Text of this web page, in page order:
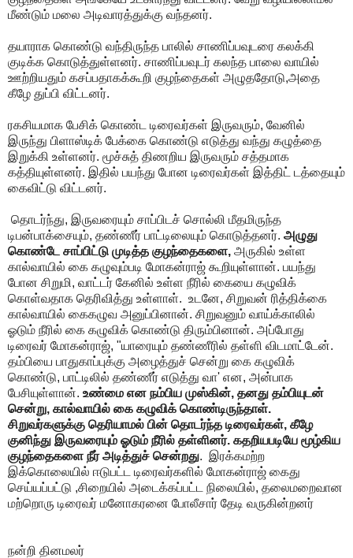
மீண்டும் மலை அடிவாரத்துக்கு வந்தனர்.
தயாராக கொண்டு வந்திருந்த பாலில் சாணிப்பவுடரை கலக்கி
குடிக்க கொடுத்துள்ளனர். சாணிப்பவுடர் கலந்த பாலை வாயில்
ஊற்றியதும் கசப்பதாகக்கூறி குழந்தைகள் அழுததோடு,அதை
கீழே துப்பி விட்டனர்.
ரகசியமாக பேசிக் கொண்ட டிரைவர்கள் இருவரும், வேனில்
இருந்து பிளாஸ்டிக் பேக்கை கொண்டு எடுத்து வந்து கழுத்தை
இறுக்கி உள்ளனர். மூச்சுத் திணறிய இருவரும் சத்தமாக
கத்தியுள்ளனர். இதில் பயந்து போன டிரைவர்கள் இத்திட் டத்தையும்
கைவிட்டு விட்டனர்.
தொடர்ந்து, இருவரையும் சாப்பிடச் சொல்லி மீதமிருந்த
டிபன்பாக்சையும், தண்ணீர் பாட்டிலையும் கொடுத்தனர். அழுது
கொண்டே சாப்பிட்டு முடித்த குழந்தைகளை, அருகில் உள்ள
கால்வாயில் கை கழுவும்படி மோகன்ராஜ் கூறியுள்ளான். பயந்து
போன சிறுமி, வாட்டர் கேனில் உள்ள நீரில் கையை கழுவிக்
கொள்வதாக தெரிவித்து உள்ளாள். உடனே, சிறுவன் ரித்திக்கை
கால்வாயில் கைகழுவ அனுப்பினான். சிறுவனும் வாய்க்காலில்
ஓடும் நீரில் கை கழுவிக் கொண்டு திரும்பினான். அப்போது
டிரைவர் மோகன்ராஜ், "யாரையும் தண்ணீரில் தள்ளி விடமாட்டேன்.
தம்பியை பாதுகாப்புக்கு அழைத்துச் சென்று கை கழுவிக்
கொண்டு, பாட்டிலில் தண்ணீர் எடுத்து வா' என, அன்பாக
பேசியுள்ளான். உண்மை என நம்பிய முஸ்கின், தனது தம்பியுடன்
சென்று, கால்வாயில் கை கழுவிக் கொண்டிருந்தாள்.
சிறுவர்களுக்கு தெரியாமல் பின் தொடர்ந்த டிரைவர்கள், கீழே
குனிந்து இருவரையும் ஓடும் நீரில் தள்ளினர். கதறியபடியே மூழ்கிய
குழந்தைகளை நீர் அடித்துச் சென்றது. இரக்கமற்ற
இக்கொலையில் ஈடுபட்ட டிரைவர்களில் மோகன்ராஜ் கைது
செய்யப்பட்டு ,சிறையில் அடைக்கப்பட்ட நிலையில், தலைமறைவான
மற்றொரு டிரைவர் மனோகரனை போலீசார் தேடி வருகின்றனர்
நன்றி தினமலர்